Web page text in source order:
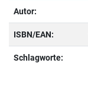
Autor:
ISBN/EAN:
Schlagworte: